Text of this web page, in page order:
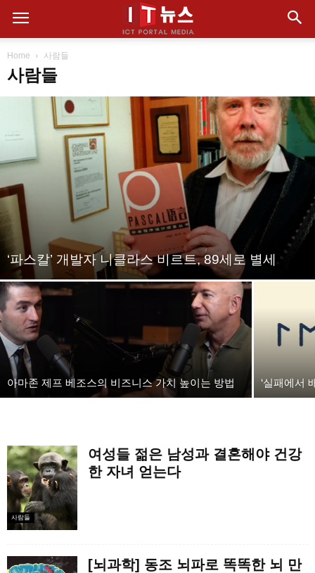
Home 사람들
사람들
‘파스칼’ 개발자 니클라스 비르트, 89세로 별세
아마존 제프 베조스의 비즈니스 가치 높이는 방법 ‘실패에서
사람들
여성들 젊은 남성과 결혼해야 건강
한 자녀 얻는다
[뇌과학] 동조 뇌파로 똑똑한 뇌 만